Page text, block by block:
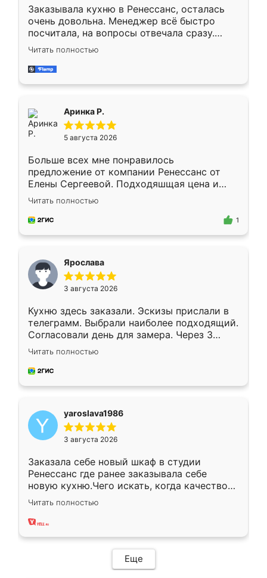
Заказывала кухню в Ренессанс, осталась
очень довольна. Менеджер всё быстро
посчитала, на вопросы отвечала сразу.
Замерщик приехал в субботу, подошёл к
делу со всей ответственностью. Собрали
за день, ребята работали аккуратно, даже
Читать полностью
Аринка Р.
5 августа 2026
Больше всех мне понравилось
предложение от компании Ренессанс от
Елены Сергеевой. Подходяшщая цена и
короткие сроки изготовления. Приехавший
для замера сотрудник Владислав
предложил по моему эскизу самый
Читать полностью
1
Ярослава
3 августа 2026
Кухню здесь заказали. Эскизы прислали в
телеграмм. Выбрали наиболее подходящий.
Согласовали день для замера. Через 3
недели кухня была уже готова. Остались
довольны работой. Спасибо Ренессанс
мебель за качественную работу!
Читать полностью
yaroslava1986
3 августа 2026
Заказала себе новый шкаф в студии
Ренессанс где ранее заказывала себе
новую кухню.Чего искать, когда качеством
вполне довольна. Служит кухня уже почти
два года, нареканий нет.
Читать полностью
Еще